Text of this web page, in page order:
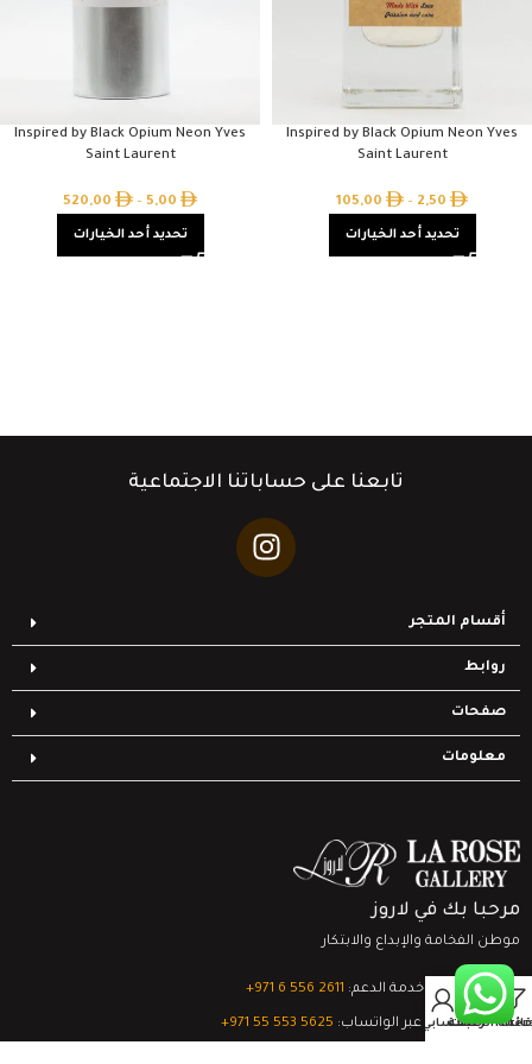
Inspired by Black Opium Neon Yves
Saint Laurent
2,50
–
105,00
تحديد أحد الخيارات
Inspired by Black Opium Neon Yves
Saint Laurent
5,00
–
520,00
تحديد أحد الخيارات
تابعنا على حساباتنا الاجتماعية
أقسام المتجر
روابط
صفحات
معلومات
مرحبا بك في لاروز
موطن الفخامة والإبداع والابتكار
تواصل مع خدمة الدعم: ‎+971 6 556 2611
الدعم الفني عبر الواتساب: ‎+971 55 553 5625 قائمة الرغبات
0
السلةحسابي